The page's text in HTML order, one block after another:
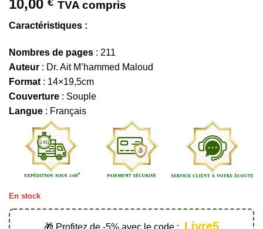
10,00 € TVA compris
Caractéristiques :
Nombres de pages : 211
Auteur : Dr. Ait M’hammed Maloud
Format : 14×19,5cm
Couverture : Souple
Langue : Français
En stock
🎁 Profitez de -5% avec le code : Livre5